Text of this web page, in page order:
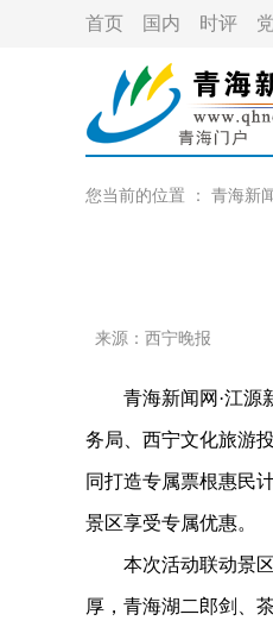
首页 国内 时评
您当前的位置 ： 青海新
来源：西宁晚报
青海新闻网·江源新
务局、西宁文化旅游
同打造专属票根惠民
景区享受专属优惠。
本次活动联动景区
厚，青海湖二郎剑、